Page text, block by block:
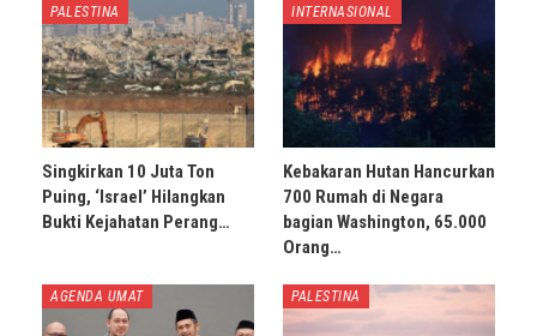
PALESTINA
Singkirkan 10 Juta Ton
Puing, ‘Israel’ Hilangkan
Bukti Kejahatan Perang…
INTERNASIONAL
Kebakaran Hutan Hancurkan
700 Rumah di Negara
bagian Washington, 65.000
Orang…
AGENDA UMAT PALESTINA